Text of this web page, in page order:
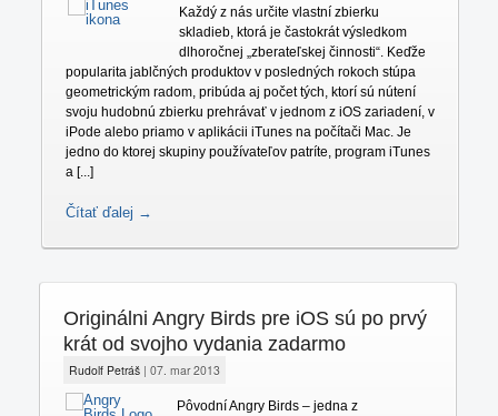
Každý z nás určite vlastní zbierku
skladieb, ktorá je častokrát výsledkom
dlhoročnej „zberateľskej činnosti“. Keďže
popularita jablčných produktov v posledných rokoch stúpa
geometrickým radom, pribúda aj počet tých, ktorí sú nútení
svoju hudobnú zbierku prehrávať v jednom z iOS zariadení, v
iPode alebo priamo v aplikácii iTunes na počítači Mac. Je
jedno do ktorej skupiny používateľov patríte, program iTunes
a [...]
Čítať ďalej →
Originálni Angry Birds pre iOS sú po prvý
krát od svojho vydania zadarmo
Rudolf Petráš| 07. mar 2013
Pôvodní Angry Birds – jedna z